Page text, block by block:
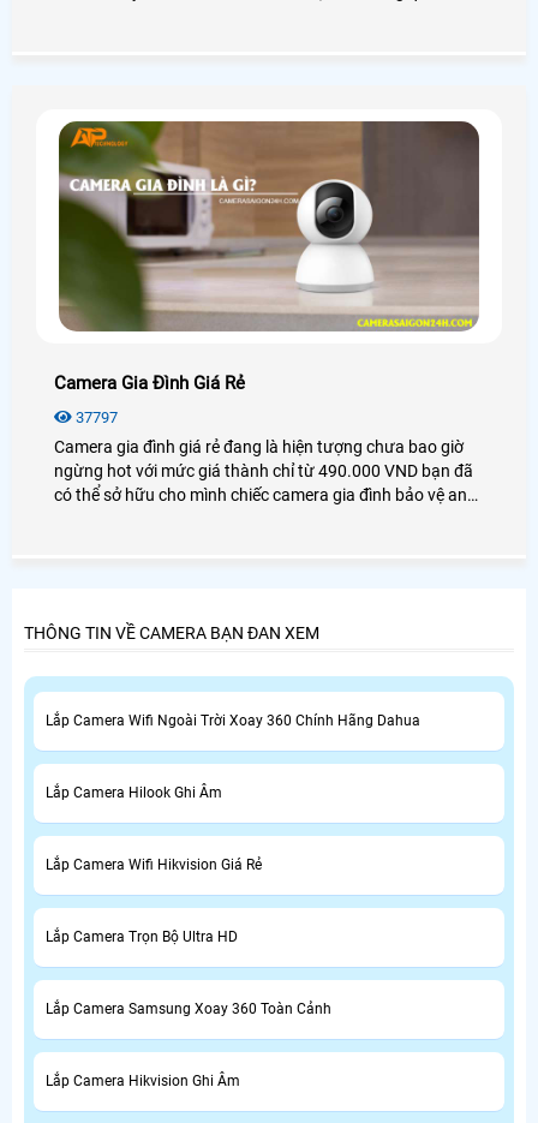
Camera Gia Đình Giá Rẻ
37797
Camera gia đình giá rẻ đang là hiện tượng chưa bao giờ
ngừng hot với mức giá thành chỉ từ 490.000 VND bạn đã
có thể sở hữu cho mình chiếc camera gia đình bảo vệ an
THÔNG TIN VỀ CAMERA BẠN ĐAN XEM
Lắp Camera Wifi Ngoài Trời Xoay 360 Chính Hãng Dahua
Lắp Camera Hilook Ghi Âm
Lắp Camera Wifi Hikvision Giá Rẻ
Lắp Camera Trọn Bộ Ultra HD
Lắp Camera Samsung Xoay 360 Toàn Cảnh
Lắp Camera Hikvision Ghi Âm